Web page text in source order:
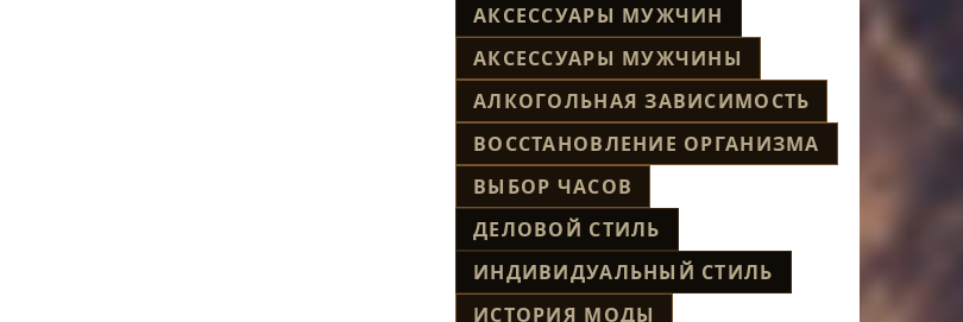
АКСЕССУАРЫ МУЖЧИН
АКСЕССУАРЫ МУЖЧИНЫ
АЛКОГОЛЬНАЯ ЗАВИСИМОСТЬ
ВОССТАНОВЛЕНИЕ ОРГАНИЗМА
ВЫБОР ЧАСОВ
ДЕЛОВОЙ СТИЛЬ
ИНДИВИДУАЛЬНЫЙ СТИЛЬ
ИСТОРИЯ МОДЫ